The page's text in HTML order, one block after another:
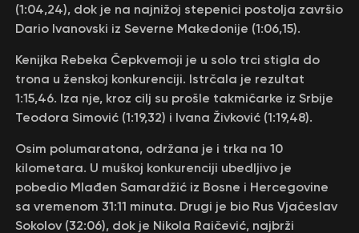
(1:04,24), dok je na najnižoj stepenici postolja završio
Dario Ivanovski iz Severne Makedonije (1:06,15).
Kenijka Rebeka Čepkvemoji je u solo trci stigla do
trona u ženskoj konkurenciji. Istrčala je rezultat
1:15,46. Iza nje, kroz cilj su prošle takmičarke iz Srbije
Teodora Simović (1:19,32) i Ivana Živković (1:19,48).
Osim polumaratona, održana je i trka na 10
kilometara. U muškoj konkurenciji ubedljivo je
pobedio Mlađen Samardžić iz Bosne i Hercegovine
sa vremenom 31:11 minuta. Drugi je bio Rus Vjačeslav
Sokolov (32:06), dok je Nikola Raičević, najbrži